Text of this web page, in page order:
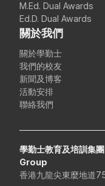
M.Ed. Dual Awards
Ed.D. Dual Awards
關於我們
關於學勤士
我們的校友
新聞及博客
活動安排
聯絡我們
學勤士教育及培訓
Group
香港九龍尖東麼地道